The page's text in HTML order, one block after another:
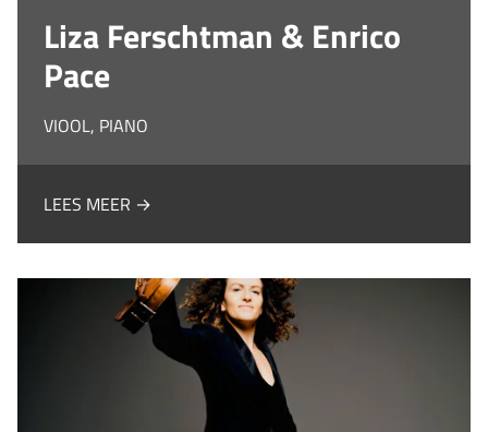
Liza Ferschtman & Enrico
Pace
VIOOL, PIANO
LEES MEER →